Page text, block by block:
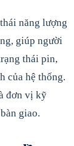
năng lượng
giúp người
thái pin,
của hệ thống.
đơn vị kỹ
giao.